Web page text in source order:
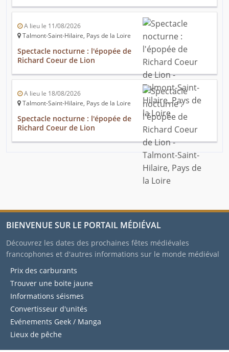
A lieu le 11/08/2026
Talmont-Saint-Hilaire, Pays de la Loire
Spectacle nocturne : l'épopée de
Richard Coeur de Lion
A lieu le 18/08/2026
Talmont-Saint-Hilaire, Pays de la Loire
Spectacle nocturne : l'épopée de
Richard Coeur de Lion
BIENVENUE SUR LE PORTAIL MÉDIÉVAL
Découvrez les dates des prochaines fêtes médiévales
francophones et d'autres informations sur le monde médiéval
Prix des carburants
Trouver une boite jaune
Informations séismes
Convertisseur d'unités
Evénements Geek / Manga
Lieux de pêche